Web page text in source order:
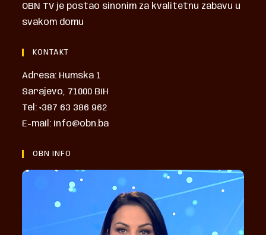
OBN TV je postao sinonim za kvalitetnu zabavu u
svakom domu
KONTAKT
Adresa: Humska 1
Sarajevo, 71000 BiH
Tel: +387 63 386 962
E-mail: info@obn.ba
OBN INFO